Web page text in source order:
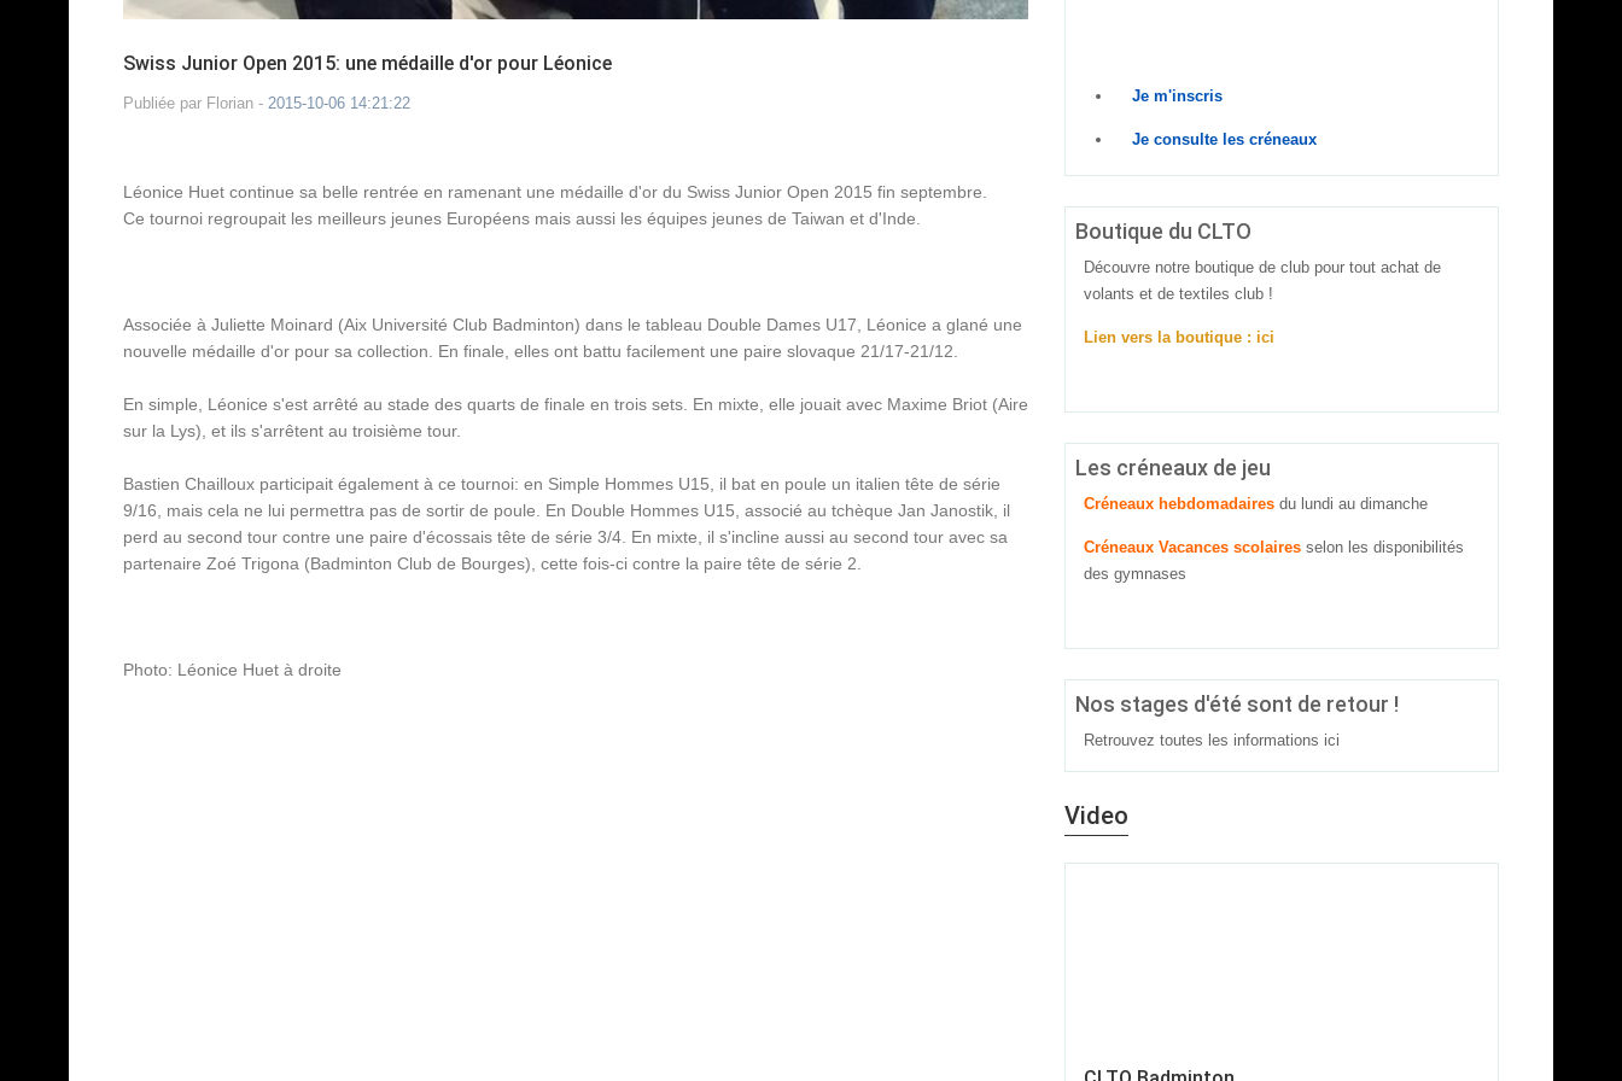
Swiss Junior Open 2015: une médaille d'or pour Léonice
Publiée par Florian - 2015-10-06 14:21:22
Léonice Huet continue sa belle rentrée en ramenant une médaille d'or du Swiss Junior Open 2015 fin septembre.
Ce tournoi regroupait les meilleurs jeunes Européens mais aussi les équipes jeunes de Taiwan et d'Inde.
Associée à Juliette Moinard (Aix Université Club Badminton) dans le tableau Double Dames U17, Léonice a glané une
nouvelle médaille d'or pour sa collection. En finale, elles ont battu facilement une paire slovaque 21/17-21/12.
En simple, Léonice s'est arrêté au stade des quarts de finale en trois sets. En mixte, elle jouait avec Maxime Briot (Aire
sur la Lys), et ils s'arrêtent au troisième tour.
Bastien Chailloux participait également à ce tournoi: en Simple Hommes U15, il bat en poule un italien tête de série
9/16, mais cela ne lui permettra pas de sortir de poule. En Double Hommes U15, associé au tchèque Jan Janostik, il
perd au second tour contre une paire d'écossais tête de série 3/4. En mixte, il s'incline aussi au second tour avec sa
partenaire Zoé Trigona (Badminton Club de Bourges), cette fois-ci contre la paire tête de série 2.
Photo: Léonice Huet à droite
Je m'inscris
Je consulte les créneaux
Boutique du CLTO
Découvre notre boutique de club pour tout achat de
volants et de textiles club !
Lien vers la boutique : ici
Les créneaux de jeu
Créneaux hebdomadaires du lundi au dimanche
Créneaux Vacances scolaires selon les disponibilités
des gymnases
Nos stages d'été sont de retour !
Retrouvez toutes les informations ici
Video